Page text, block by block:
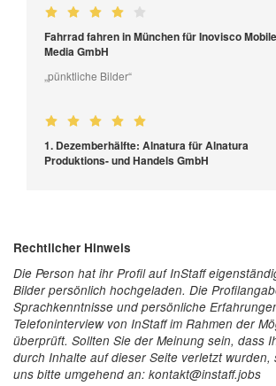
Fahrrad fahren in München für Inovisco Mobile
Media GmbH
„pünktliche Bilder“
1. Dezemberhälfte: Alnatura für Alnatura
Produktions- und Handels GmbH
Rechtlicher Hinweis
Die Person hat ihr Profil auf InStaff
Bilder persönlich hochgeladen. Die
Sprachkenntnisse und persönliche
Telefoninterview von InStaff im Rahmen der
überprüft. Sollten Sie der Meinung sein, dass
durch Inhalte auf dieser Seite verletzt wurden,
uns bitte umgehend an: kontakt@instaff.jobs